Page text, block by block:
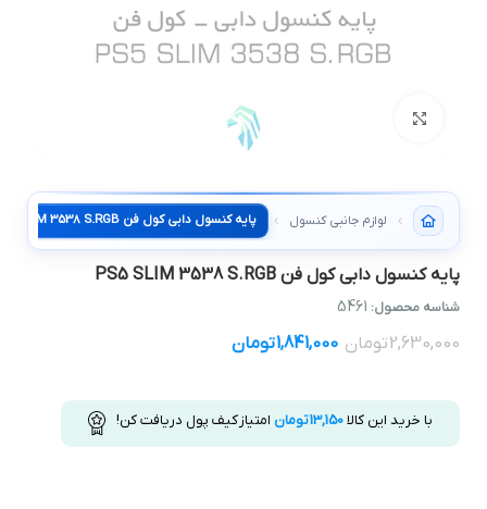
لوازم جانبی کنسول پایه کنسول دابی کول فن PS5 SLIM 3538 S.RGB
پایه کنسول دابی کول فن PS5 SLIM 3538 S.RGB
شناسه محصول: 5461
2,630,000تومان 1,841,000تومان
با خرید این کالا13,150تومان امتیاز کیف پول دریافت کن!